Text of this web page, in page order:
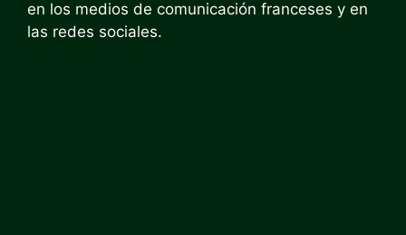
en los medios de comunicación franceses y en
las redes sociales.